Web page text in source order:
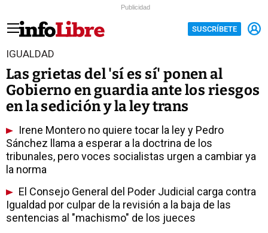
Publicidad
SUSCRÍBETE
IGUALDAD
Las grietas del 'sí es sí' ponen al
Gobierno en guardia ante los riesgos
en la sedición y la ley trans
Irene Montero no quiere tocar la ley y Pedro
Sánchez llama a esperar a la doctrina de los
tribunales, pero voces socialistas urgen a cambiar ya
la norma
El Consejo General del Poder Judicial carga contra
Igualdad por culpar de la revisión a la baja de las
sentencias al "machismo" de los jueces